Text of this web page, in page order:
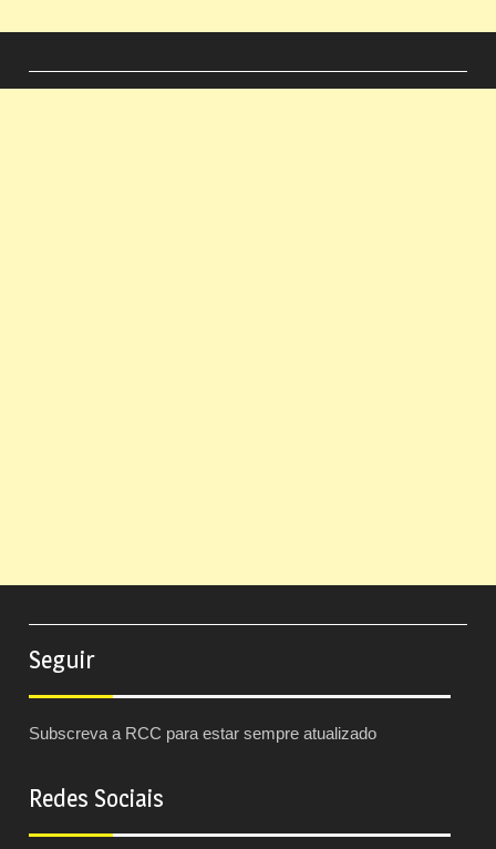
Seguir
Subscreva a RCC para estar sempre atualizado
Redes Sociais